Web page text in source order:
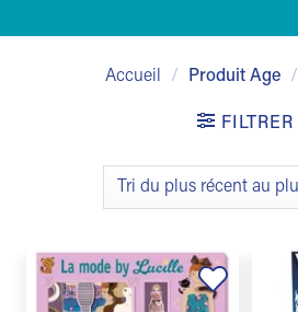
Accueil / Produit Age /
FILTRER
Ajouter